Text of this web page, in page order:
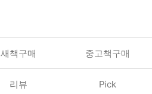
새책구매 중고책구매
리뷰 Pick